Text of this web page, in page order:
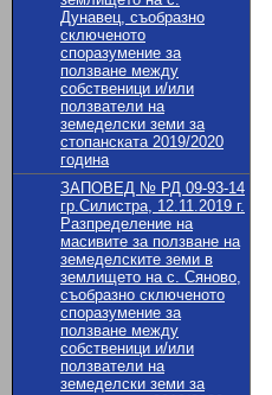
Дунавец, съобразно
сключеното
споразумение за
ползване между
собственици и/или
ползватели на
земеделски земи за
стопанската 2019/2020
година
ЗАПОВЕД № РД 09-93-14
гр.Силистра, 12.11.2019 г.
Разпределение на
масивите за ползване на
земеделските земи в
землището на с. Сяново,
съобразно сключеното
споразумение за
ползване между
собственици и/или
ползватели на
земеделски земи за